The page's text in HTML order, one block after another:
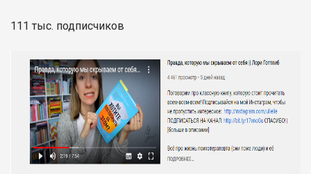
111 тыс. подписчиков